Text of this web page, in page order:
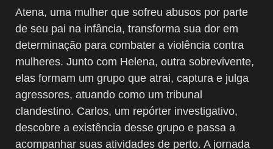
Atena, uma mulher que sofreu abusos por parte
de seu pai na infância, transforma sua dor em
determinação para combater a violência contra
mulheres. Junto com Helena, outra sobrevivente,
elas formam um grupo que atrai, captura e julga
agressores, atuando como um tribunal
clandestino. Carlos, um repórter investigativo,
descobre a existência desse grupo e passa a
acompanhar suas atividades de perto. A jornada